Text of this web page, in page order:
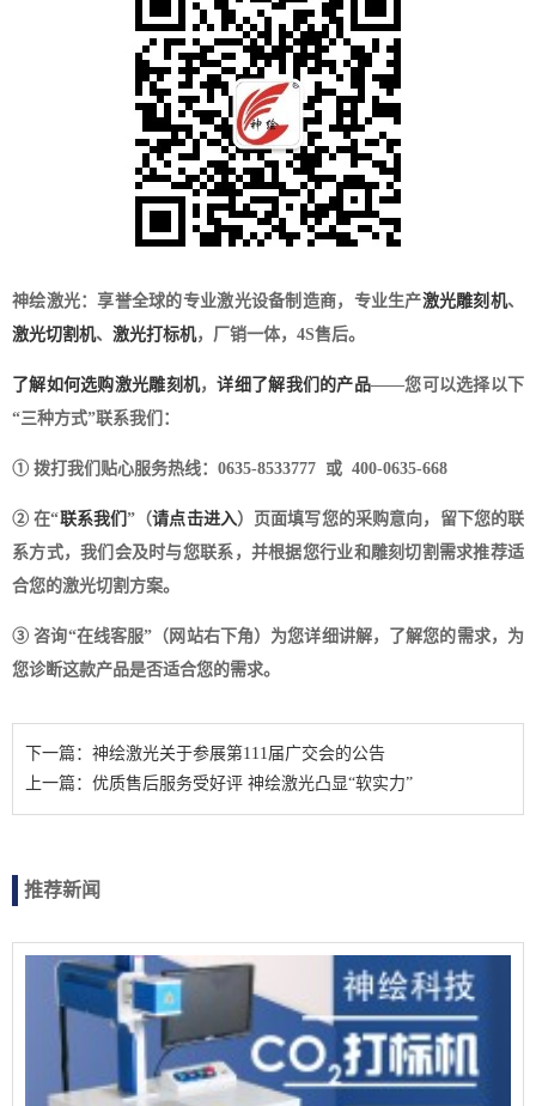
神绘激光：享誉全球的专业激光设备制造商，专业生产激光雕刻机、
激光切割机、 激光打标机，厂销一体，4S售后。
了解如何选购激光雕刻机，详细了解我们的产品——您可以选择以下
“三种方式”联系我们：
① 拨打我们贴心服务热线：0635-8533777 或 400-0635-668
② 在“联系我们”（请点击进入）页面填写您的采购意向，留下您的联
系方式，我们会及时与您联系，并根据您行业和雕刻切割需求推荐适
合您的激光切割方案。
③ 咨询“在线客服”（网站右下角）为您详细讲解，了解您的需求，为
您诊断这款产品是否适合您的需求。
下一篇：神绘激光关于参展第111届广交会的公告
上一篇：优质售后服务受好评 神绘激光凸显“软实力”
推荐新闻